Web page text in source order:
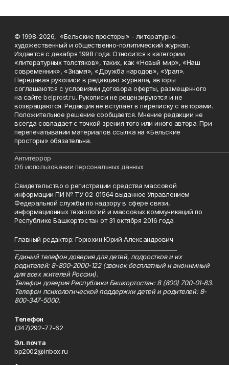
© 1998-2026, «Бельские просторы» - литературно-
художественный и общественно-политический журнал.
Издается с декабря 1998 года. Относится к категории
«литературных толстяков», таких, как «Новый мир», «Наш
современник», «Знамя», «Дружба народов», «Урал».
Передавая рукописи в редакцию журнала, авторы
соглашаются с условиями договора оферты, размещенного
на сайтеbelprost.ru. Рукописи не рецензируются и не
возвращаются. Редакция не вступает в переписку с авторами.
Положительное решение сообщается. Мнение редакции не
всегда совпадает с точкой зрения того или иного автора. При
перепечатывании материалов ссылка на «Бельские
просторы» обязательна.
Антитеррор
Об использовании персональных данных
Свидетельство о регистрации средства массовой
информации ПИ № ТУ 02-01564 выданное Управлением
Федеральной службы по надзору в сфере связи,
информационных технологий и массовых коммуникаций по
Республике Башкортостан от 31 октября 2016 года.
Главный редактор: Горюхин Юрий Александрович
Единый телефон доверия для детей, подростков и их
родителей: 8-800-2000-122 (звонок бесплатный и анонимный
для всех жителей России).
Телефон доверия Республики Башкортостан: 8 (800) 700-01-83.
Телефон психологической поддержки детей и родителей: 8-
800-347-5000.
Телефон
(347)292-77-62
Эл. почта
bp2002@inbox.ru